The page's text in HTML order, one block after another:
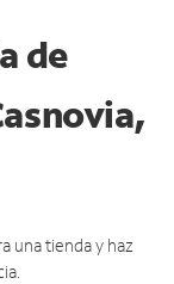
de
una tienda y haz